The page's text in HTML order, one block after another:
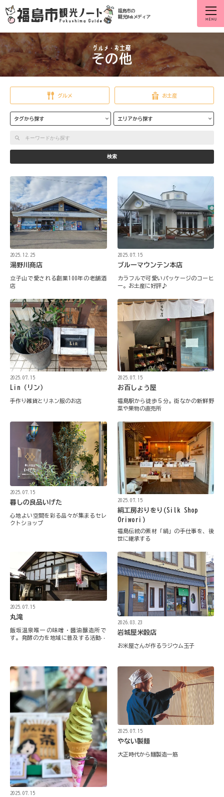
福島市の
観光Webメディア
その他
グルメ お土産
タグから探す エリアから探す
検索
2025.12.25
湯野川商店
立子山で愛される創業100年の老舗酒
店
2025.07.15
ブルーマウンテン本店
カラフルで可愛いパッケージのコーヒ
ー。お土産に好評♪
2025.07.15
Lin（リン）
手作り雑貨とリネン服のお店
2025.07.15
お百しょう屋
福島駅から徒歩５分。街なかの新鮮野
菜や果物の直売所
2025.07.15
暮しの良品いげた
心地よい空間を彩る品々が集まるセレ
クトショップ
2025.07.15
絹工房おりをり(Silk Shop
Oriwori)
福島伝統の素材「絹」の手仕事を、後
世に継承する
2025.07.15
丸滝
飯坂温泉唯一の味噌・醤油醸造所で
す。発酵の力を地域に普及する活動も
2026.03.23
岩城屋米穀店
お米屋さんが作るラジウム玉子
2025.07.15
2025.07.15
やない製麺
大正時代から麺製造一筋